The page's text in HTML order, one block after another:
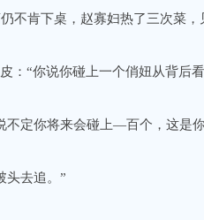
肯下桌，赵寡妇热了三次菜，
“你说你碰上一个俏妞从背后看
定你将来会碰上—百个，这是
去追。”